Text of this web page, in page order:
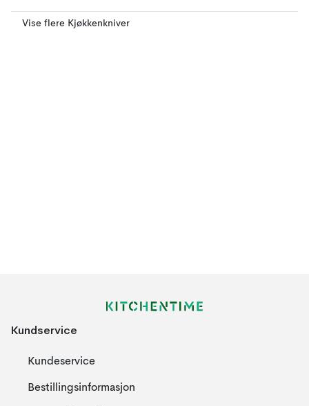
Vise flere Kjøkkenkniver
Kundservice
Kundeservice
Bestillingsinformasjon